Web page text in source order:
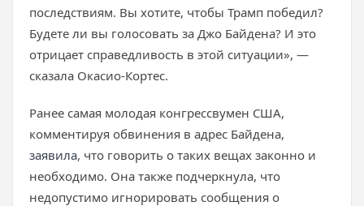
последствиям. Вы хотите, чтобы Трамп победил?
Будете ли вы голосовать за Джо Байдена? И это
отрицает справедливость в этой ситуации», —
сказала Окасио-Кортес.
Ранее самая молодая конгрессвумен США,
комментируя обвинения в адрес Байдена,
заявила, что говорить о таких вещах законно и
необходимо. Она также подчеркнула, что
недопустимо игнорировать сообщения о